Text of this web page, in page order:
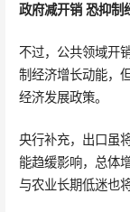
政府减开销 恐抑制
不过，公共领域开
制经济增长动能，
经济发展政策。
央行补充，出口虽
能趋缓影响，总体
与农业长期低迷也